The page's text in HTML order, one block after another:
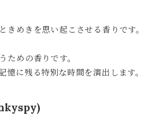
きめきを思い起こさせる香りです
ための香りです。
憶に残る特別な時間を演出します。